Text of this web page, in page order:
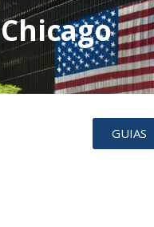
Chicago
GUIAS